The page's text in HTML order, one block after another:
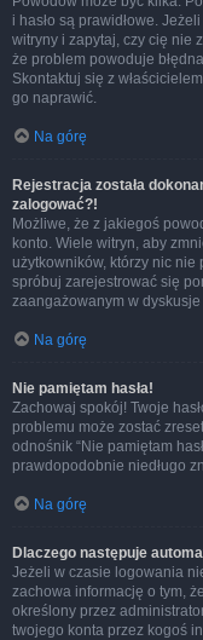
i hasło są prawidłowe.
witryny i zapytaj, czy cię nie
że problem powoduje
Skontaktuj się z
go naprawić.
Na górę
Rejestracja została
zalogować?!
Możliwe, że z jakiegoś
konto. Wiele witryn, aby
użytkowników, którzy nic nie
spróbuj zarejestrować się
zaangażowanym w
Na górę
Nie pamiętam hasła!
Zachowaj spokój! Twoje
problemu może zostać
odnośnik “Nie pamiętam
prawdopodobnie niedługo
Na górę
Dlaczego następuje
Jeżeli w czasie logowania
zachowa informację o tym,
określony przez
twojego konta przez kogoś